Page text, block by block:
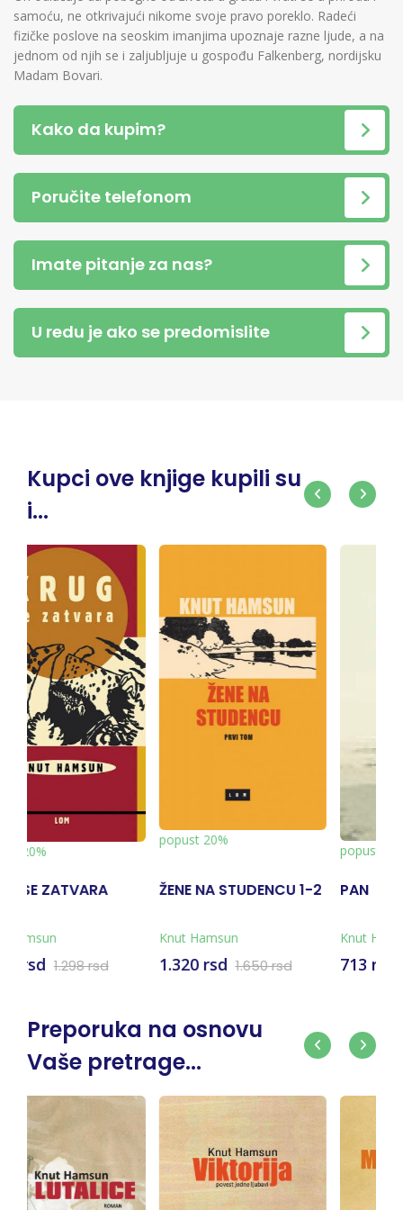
samoću, ne otkrivajući nikome svoje pravo poreklo. Radeći
fizičke poslove na seoskim imanjima upoznaje razne ljude, a na
jednom od njih se i zaljubljuje u gospođu Falkenberg, nordijsku
Madam Bovari.
Kako da kupim?
Poručite telefonom
Imate pitanje za nas?
U redu je ako se predomislite
Kupci ove knjige kupili su
i...
1-2
1.650 rsd
popust 20%
Knut Hamsun
713 rsd 891 rsd
popust 20%
PLODOVI
Knut Hamsun
1.197 rsd
Preporuka na osnovu
Vaše pretrage...